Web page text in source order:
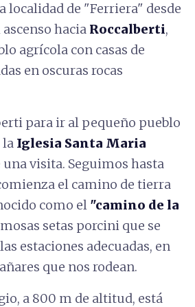
localidad de "Ferriera" desde
hacia Roccalberti,
agrícola con casas de
en oscuras rocas
para ir al pequeño pueblo
la Iglesia Santa Maria
una visita. Seguimos hasta
el camino de tierra
como el "camino de la
setas porcini que se
estaciones adecuadas, en
que nos rodean.
a 800 m de altitud, está